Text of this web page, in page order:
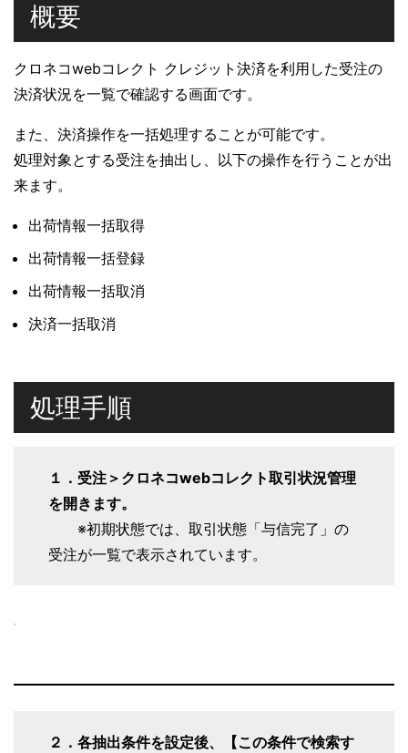
概要
クロネコwebコレクト クレジット決済を利用した受注の
決済状況を一覧で確認する画面です。
また、決済操作を一括処理することが可能です。
処理対象とする受注を抽出し、以下の操作を行うことが出
来ます。
出荷情報一括取得
出荷情報一括登録
出荷情報一括取消
決済一括取消
処理手順
１．受注＞クロネコwebコレクト取引状況管理
を開きます。
※初期状態では、取引状態「与信完了」の
受注が一覧で表示されています。
２．各抽出条件を設定後、【この条件で検索す